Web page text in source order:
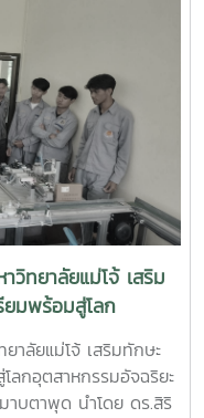
ทยาลัยแม่โจ้ เสริม
ยมพร้อมสู่โลก
าลัยแม่โจ้ เสริมทักษะ
ลกอุตสาหกรรมอัจฉริยะ
บตาพุด นำโดย ดร.สิริ